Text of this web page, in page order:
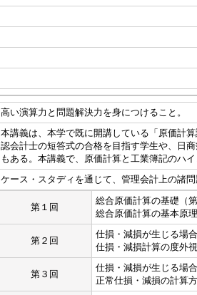
高い演算力と問題解決力を身につけること。
本講義は、本学で既に開講している「原価計
認会計士の短答式の合格を目指す学生や、日
もある。本講義で、原価計算と工業簿記のハ
ケース・スタディを通じて、管理会計上の諸
第１回
総合原価計算の基礎（第
総合原価計算の基本原
第２回
仕損・減損が生じる場
仕損・減損計算の度外
第３回
仕損・減損が生じる場
正常仕損・減損の計算